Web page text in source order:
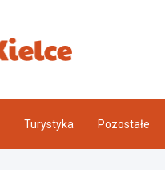
Turystyka Pozostałe